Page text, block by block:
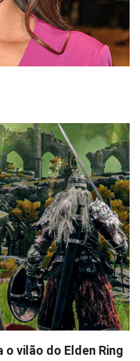
vilão do Elden Ring